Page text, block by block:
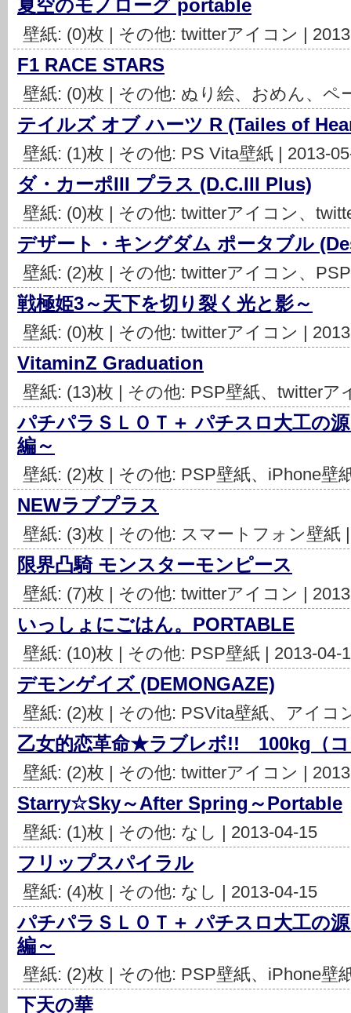
夏空のモノローグ portable
壁紙: (0)枚 | その他: twitterアイコン |
F1 RACE STARS
壁紙: (0)枚 | その他: ぬり絵、おめん、ペ
テイルズ オブ ハーツ R (Tailes of
壁紙: (1)枚 | その他: PS Vita壁紙 | 2013-
ダ・カーポIII プラス (D.C.III Plus)
壁紙: (0)枚 | その他: twitterアイコン、
デザート・キングダム ポータブル
壁紙: (2)枚 | その他: twitterアイコン、
戦極姫3～天下を切り裂く光と影～
壁紙: (0)枚 | その他: twitterアイコン |
VitaminZ Graduation
壁紙: (13)枚 | その他: PSP壁紙、twitterア
パチパラＳＬＯＴ＋ パチスロ大工の
編～
壁紙: (2)枚 | その他: PSP壁紙、iPhone壁
NEWラブプラス
壁紙: (3)枚 | その他: スマートフォン壁紙
限界凸騎 モンスターモンピース
壁紙: (7)枚 | その他: twitterアイコン |
いっしょにごはん。PORTABLE
壁紙: (10)枚 | その他: PSP壁紙 | 2013-04-
デモンゲイズ (DEMONGAZE)
壁紙: (2)枚 | その他: PSVita壁紙、アイコ
乙女的恋革命★ラブレボ!! 100kg（
壁紙: (2)枚 | その他: twitterアイコン |
Starry☆Sky～After Spring～Portable
壁紙: (1)枚 | その他: なし | 2013-04-15
フリップスパイラル
壁紙: (4)枚 | その他: なし | 2013-04-15
パチパラＳＬＯＴ＋ パチスロ大工の
編～
壁紙: (2)枚 | その他: PSP壁紙、iPhone壁
下天の華